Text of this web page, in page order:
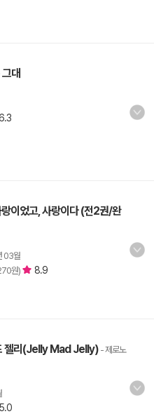
대
이었고, 사랑이다 (전2권/완
03월
원) 8.9
젤리(Jelly Mad Jelly)- 제로노
5.0